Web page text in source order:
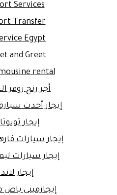
Services
Transfer
Egypt
and Greet.
rental
أجر رنج روفر
إيجار أحدث
إيجار
إيجار سيارات
إيجار سيارات
إيجار
إيجارمينى